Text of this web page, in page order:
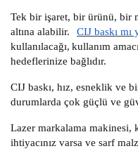
Tek bir işaret, bir ürünü, bir
altına alabilir.
CIJ baskı
kullanılacağı, kullanım
hedeflerinize bağlıdır.
CIJ baskı, hız, esneklik ve
durumlarda çok güçlü ve
Lazer markalama makinesi,
ihtiyacınız varsa ve sarf